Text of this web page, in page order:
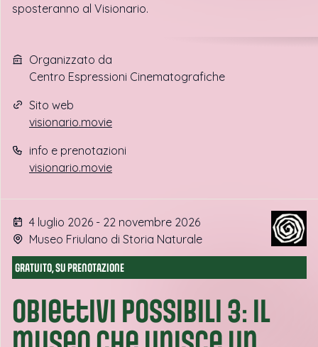
sposteranno al Visionario.
Organizzato da
Centro Espressioni Cinematografiche
Sito web
visionario.movie
info e prenotazioni
visionario.movie
4 luglio 2026 - 22 novembre 2026
Museo Friulano di Storia Naturale
GRATUITO, SU PRENOTAZIONE
Obiettivi possibili 3: il